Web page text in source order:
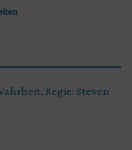
Regie: Steven